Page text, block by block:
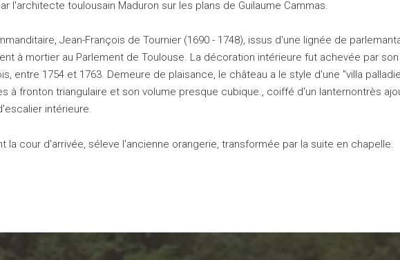
l'architecte toulousain Maduron sur les plans de Guilaume Cammas.
Jean-François de Tournier (1690 - 1748), issus d'une lignée de
à mortier au Parlement de Toulouse. La décoration intérieure fut achevée par
entre 1754 et 1763. Demeure de plaisance, le château a le style d'une "villa
à fronton triangulaire et son volume presque cubique., coiffé d'un lanternontrès
intérieure.
la cour d'arrivée, séleve l'ancienne orangerie, transformée par la suite en chapelle.